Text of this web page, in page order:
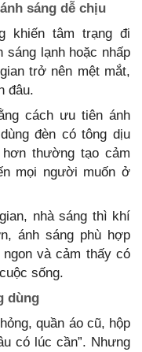
sáng dễ chịu
khiến tâm trạng đi
sáng lạnh hoặc nhấp
trở nên mệt mắt,
đâu.
cách ưu tiên ánh
đèn có tông dịu
thường tạo cảm
mọi người muốn ở
nhà sáng thì khí
ánh sáng phù hợp
và cảm thấy có
sống.
dùng
quần áo cũ, hộp
có lúc cần”. Nhưng